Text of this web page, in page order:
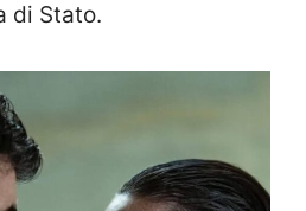
di Stato.